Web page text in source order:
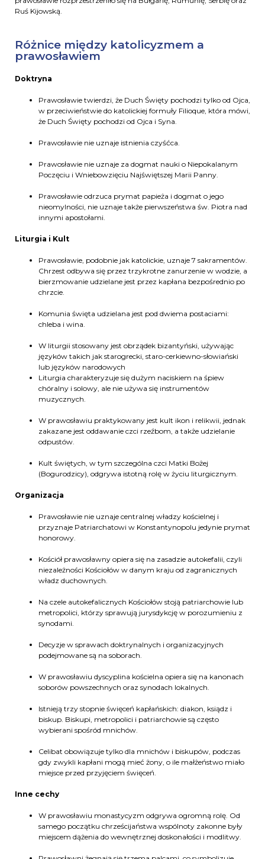
Ruś Kijowską.
Różnice między katolicyzmem a
prawosławiem
Doktryna
Prawosławie twierdzi, że Duch Święty pochodzi tylko od Ojca,
w przeciwieństwie do katolickiej formuły Filioque, która mówi,
że Duch Święty pochodzi od Ojca i Syna.
Prawosławie nie uznaje istnienia czyśćca.
Prawosławie nie uznaje za dogmat nauki o Niepokalanym
Poczęciu i Wniebowzięciu Najświętszej Marii Panny.
Prawosławie odrzuca prymat papieża i dogmat o jego
nieomylności, nie uznaje także pierwszeństwa św. Piotra nad
innymi apostołami.
Liturgia i Kult
Prawosławie, podobnie jak katolickie, uznaje 7 sakramentów.
Chrzest odbywa się przez trzykrotne zanurzenie w wodzie, a
bierzmowanie udzielane jest przez kapłana bezpośrednio po
chrzcie.
Komunia święta udzielana jest pod dwiema postaciami:
chleba i wina.
W liturgii stosowany jest obrządek bizantyński, używając
języków takich jak starogrecki, staro-cerkiewno-słowiański
lub języków narodowych
Liturgia charakteryzuje się dużym naciskiem na śpiew
chóralny i solowy, ale nie używa się instrumentów
muzycznych.
W prawosławiu praktykowany jest kult ikon i relikwii, jednak
zakazane jest oddawanie czci rzeźbom, a także udzielanie
odpustów.
Kult świętych, w tym szczególna czci Matki Bożej
(Bogurodzicy), odgrywa istotną rolę w życiu liturgicznym.
Organizacja
Prawosławie nie uznaje centralnej władzy kościelnej i
przyznaje Patriarchatowi w Konstantynopolu jedynie prymat
honorowy.
Kościół prawosławny opiera się na zasadzie autokefalii, czyli
niezależności Kościołów w danym kraju od zagranicznych
władz duchownych.
Na czele autokefalicznych Kościołów stoją patriarchowie lub
metropolici, którzy sprawują jurysdykcję w porozumieniu z
synodami.
Decyzje w sprawach doktrynalnych i organizacyjnych
podejmowane są na soborach.
W prawosławiu dyscyplina kościelna opiera się na kanonach
soborów powszechnych oraz synodach lokalnych.
Istnieją trzy stopnie święceń kapłańskich: diakon, ksiądz i
biskup. Biskupi, metropolici i patriarchowie są często
wybierani spośród mnichów.
Celibat obowiązuje tylko dla mnichów i biskupów, podczas
gdy zwykli kapłani mogą mieć żony, o ile małżeństwo miało
miejsce przed przyjęciem święceń.
Inne cechy
W prawosławiu monastycyzm odgrywa ogromną rolę. Od
samego początku chrześcijaństwa wspólnoty zakonne były
miejscem dążenia do wewnętrznej doskonałości i modlitwy.